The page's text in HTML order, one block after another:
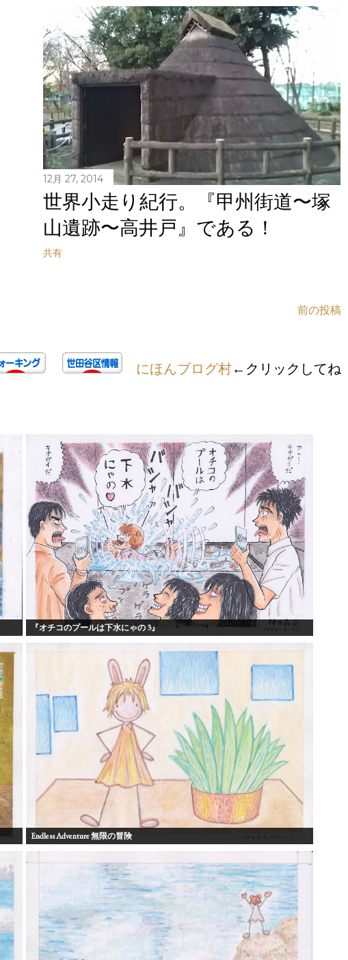
12月 27, 2014
世界小走り紀行。『甲州街道〜塚
山遺跡〜高井戸』である！
共有
前の投稿
にほんブログ村←クリックしてね
『オチコのプールは下水にゃの 3』
Endless Adventure 無限の冒険